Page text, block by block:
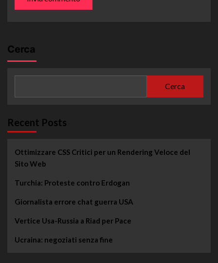
Cerca
Cerca
Recent Posts
Ottimizzare CSS Critici per un Rendering Veloce del
Sito Web
Turchia: Proteste contro Erdogan
Giornalista errore chat guerra USA
Vertice Usa-Russia a Riad per Pace
Ucraina: negoziati senza fine